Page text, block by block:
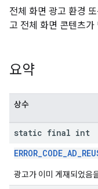
전체 화면 광고 환경
고 전체 화면 콘텐츠가
요약
상수
static final int
광고가 이미 게재되었음